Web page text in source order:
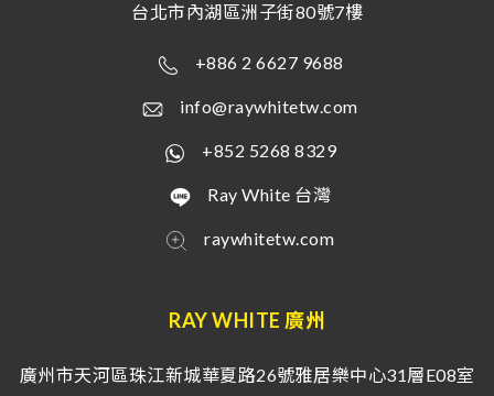
台北市內湖區洲子街80號7樓
+886 2 6627 9688
info@raywhitetw.com
+852 5268 8329
Ray White 台灣
raywhitetw.com
RAY WHITE 廣州
廣州市天河區珠江新城華夏路26號雅居樂中心31層E08室